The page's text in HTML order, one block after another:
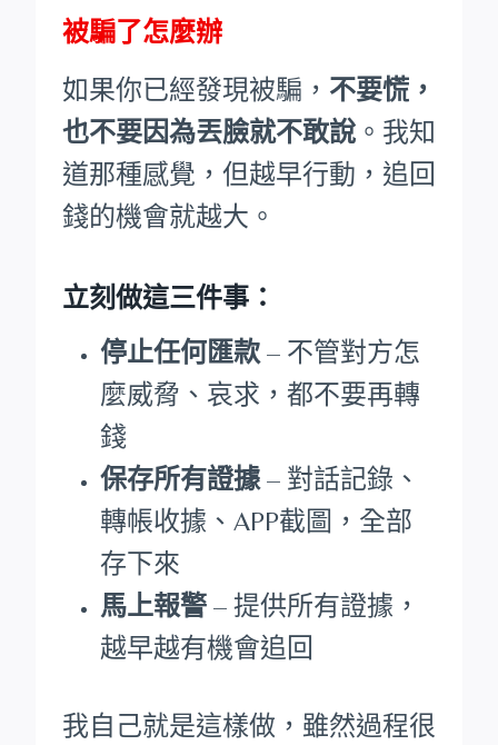
被騙了怎麼辦
如果你已經發現被騙， 不要慌，
也不要因為丟臉就不敢說 。我知
道那種感覺，但越早行動，追回
錢的機會就越大。
立刻做這三件事：
停止任何匯款 – 不管對方怎
麼威脅、哀求，都不要再轉
錢
保存所有證據 – 對話記錄、
轉帳收據、APP截圖，全部
存下來
馬上報警 – 提供所有證據，
越早越有機會追回
我自己就是這樣做，雖然過程很